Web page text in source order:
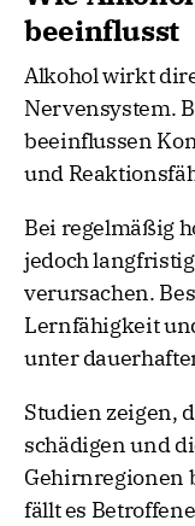
beeinflusst
Alkohol wirkt
Nervensystem.
beeinflussen
und
Bei regelmäßig
jedoch
verursachen.
Lernfähigkeit
unter
Studien zeigen,
schädigen und
Gehirnregionen
fällt es